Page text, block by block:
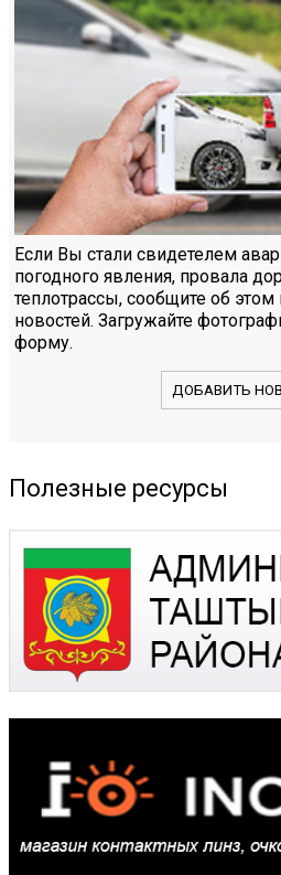
Если Вы стали свидетелем
погодного явления, провала
теплотрассы, сообщите об
новостей. Загружайте
форму.
ДОБАВИТЬ
Полезные ресурсы